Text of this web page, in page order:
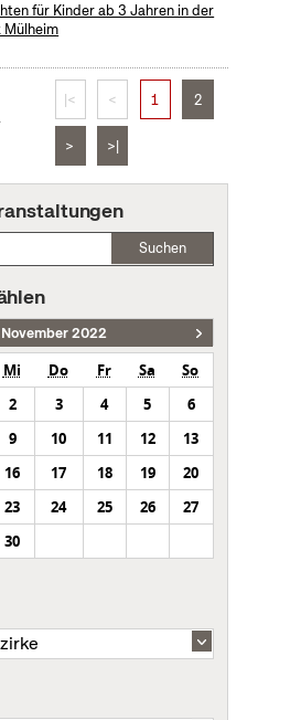
für Kinder ab 3 Jahren in der
|< < 1 2
> >|
Suchen
November 2022
Mi Do Fr Sa
So
2 3 4 5
6
9 10 11 12
13
16 17 18 19
20
23 24 25 26
27
30